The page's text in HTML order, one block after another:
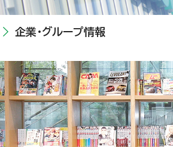
企業・グループ情報